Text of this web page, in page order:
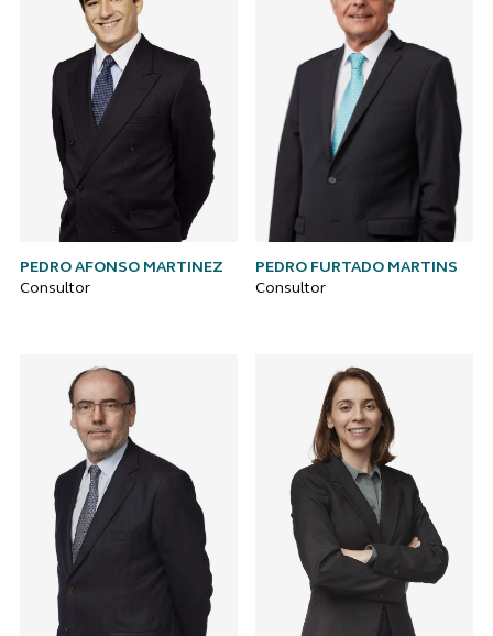
PEDRO AFONSO MARTINEZ
Consultor
PEDRO FURTADO MARTINS
Consultor